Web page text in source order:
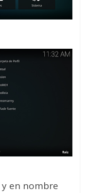
y en nombre